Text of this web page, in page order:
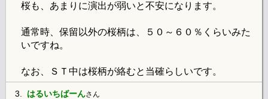
桜も、あまりに演出が弱いと不安になります。
通常時、保留以外の桜柄は、５０～６０％くらいみた
いですね。
なお、ＳＴ中は桜柄が絡むと当確らしいです。
3. はるいちばーんさん